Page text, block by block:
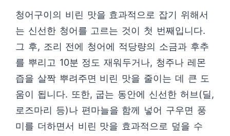
청어구이의 비린 맛을 효과적으로 잡기 위해서
는 신선한 청어를 고르는 것이 첫 번째입니다.
그 후, 조리 전에 청어에 적당량의 소금과 후추
를 뿌리고 10분 정도 재워두거나, 청주나 레몬
즙을 살짝 뿌려주면 비린 맛을 줄이는 데 큰 도
움이 됩니다. 또한, 굽는 동안에 신선한 허브(딜,
로즈마리 등)나 편마늘을 함께 넣어 구우면 풍
미를 더하면서 비린 맛을 효과적으로 덮을 수